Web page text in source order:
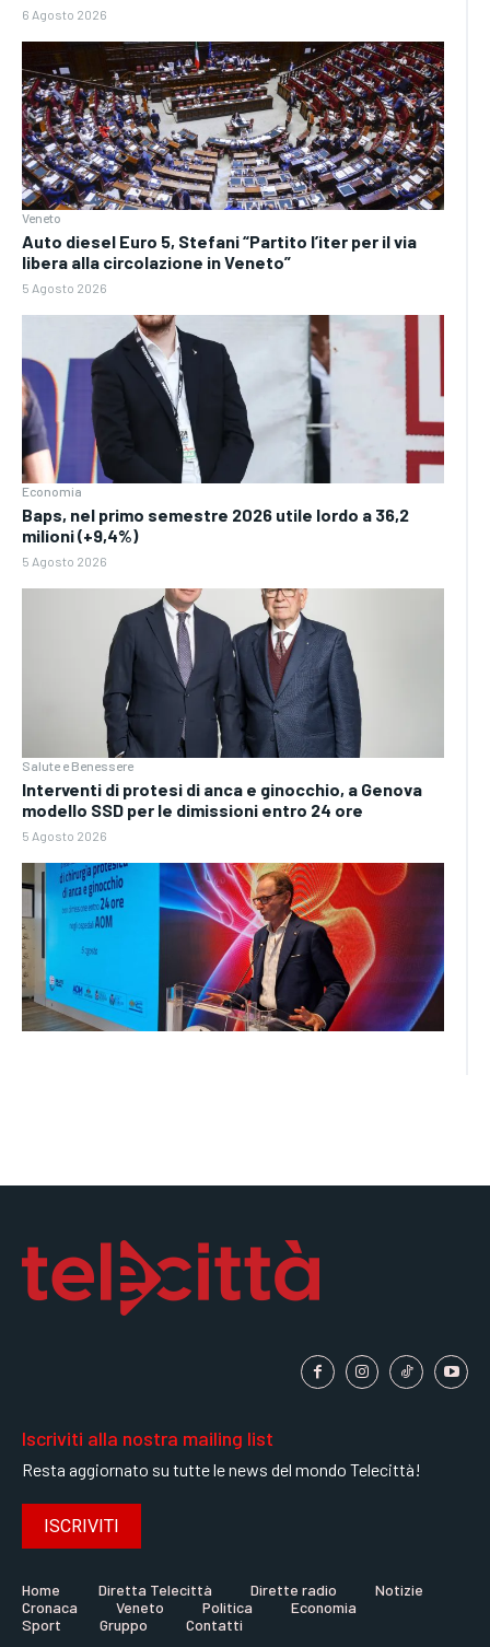
6 Agosto 2026
Veneto
Auto diesel Euro 5, Stefani “Partito l’iter per il via
libera alla circolazione in Veneto”
5 Agosto 2026
Economia
Baps, nel primo semestre 2026 utile lordo a 36,2
milioni (+9,4%)
5 Agosto 2026
Salute e Benessere
Interventi di protesi di anca e ginocchio, a Genova
modello SSD per le dimissioni entro 24 ore
5 Agosto 2026
Iscriviti alla nostra mailing list
Resta aggiornato su tutte le news del mondo Telecittà!
ISCRIVITI
Home Diretta Telecittà Dirette radio
Notizie
Cronaca
Veneto Politica
Economia
Sport
Gruppo Contatti